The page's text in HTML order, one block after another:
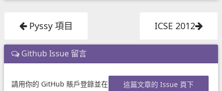
Pyssy 項目 ICSE 2012
Github Issue 留言
請用你的 GitHub 賬戶登錄並在
這篇文章的 Issue 頁下